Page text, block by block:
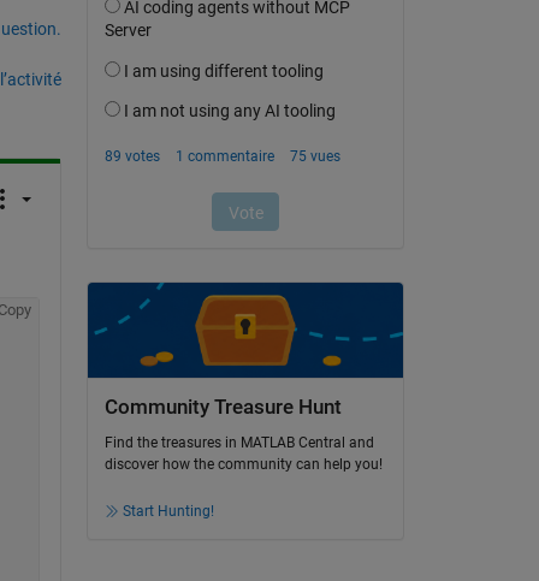
Community Treasure Hunt
Find the treasures in MATLAB Central and
discover how the community can help you!
Start Hunting!